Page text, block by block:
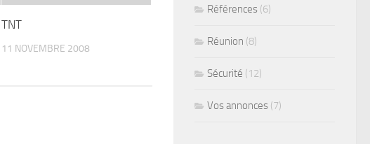
TNT
11 NOVEMBRE 2008
Références (6)
Réunion (8)
Sécurité (12)
Vos annonces (7)